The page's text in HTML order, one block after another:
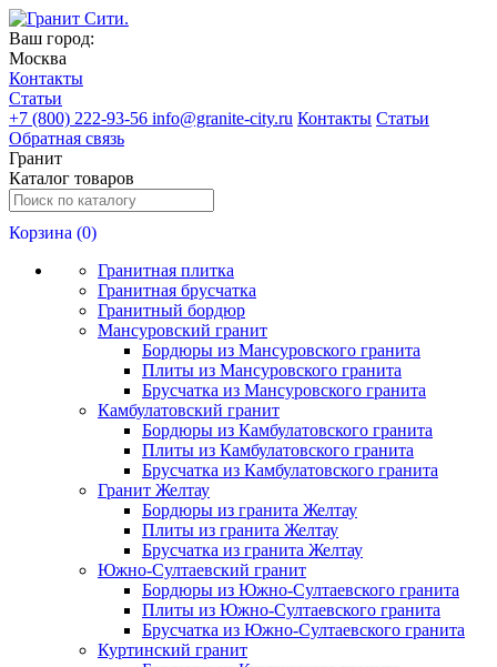
Ваш город:
Москва
Контакты
Статьи
+7 (800) 222-93-56 info@granite-city.ru Контакты Статьи
Обратная связь
Гранит
Каталог товаров
Корзина (0)
Гранитная плитка
Гранитная брусчатка
Гранитный бордюр
Мансуровский гранит
Бордюры из Мансуровского гранита
Плиты из Мансуровского гранита
Брусчатка из Мансуровского гранита
Камбулатовский гранит
Бордюры из Камбулатовского гранита
Плиты из Камбулатовского гранита
Брусчатка из Камбулатовского гранита
Гранит Желтау
Бордюры из гранита Желтау
Плиты из гранита Желтау
Брусчатка из гранита Желтау
Южно-Султаевский гранит
Бордюры из Южно-Султаевского гранита
Плиты из Южно-Султаевского гранита
Брусчатка из Южно-Султаевского гранита
Куртинский гранит